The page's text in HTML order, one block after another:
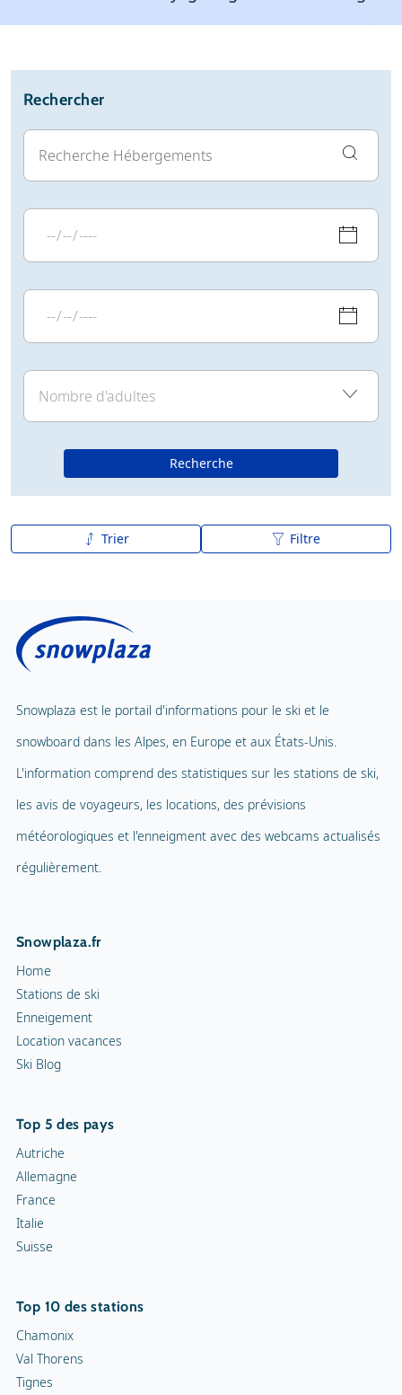
Météo
Écoles de ski
Location de ski
Rechercher
Recherche
Trier Filtre
De A à Z
Snowplaza est le portail d'informations pour le ski et le
snowboard dans les Alpes, en Europe et aux États-Unis.
L'information comprend des statistiques sur les stations de ski,
les avis de voyageurs, les locations, des prévisions
météorologiques et l'enneigment avec des webcams actualisés
régulièrement.
Snowplaza.fr
Home
Stations de ski
Enneigement
Location vacances
Ski Blog
Top 5 des pays
Autriche
Allemagne
France
Italie
Suisse
Top 10 des stations
Chamonix
Val Thorens
Tignes